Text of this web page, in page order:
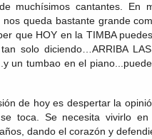
muchísimos cantantes. En
nos queda bastante grande
que HOY en la TIMBA
solo diciendo…ARRIBA
un tumbao en el
de hoy es despertar la
toca. Se necesita vivirlo
dando el corazón y